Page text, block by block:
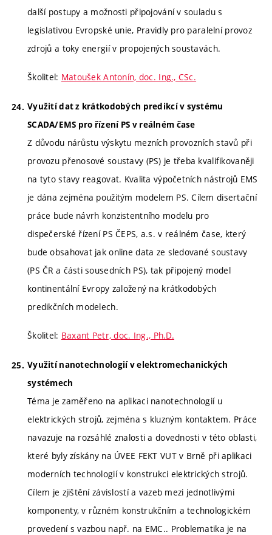
další postupy a možnosti připojování v souladu s
legislativou Evropské unie, Pravidly pro paralelní provoz
zdrojů a toky energií v propojených soustavách.
Školitel: Matoušek Antonín, doc. Ing., CSc.
Využití dat z krátkodobých predikcí v systému
SCADA/EMS pro řízení PS v reálném čase
Z důvodu nárůstu výskytu mezních provozních stavů při
provozu přenosové soustavy (PS) je třeba kvalifikovaněji
na tyto stavy reagovat. Kvalita výpočetních nástrojů EMS
je dána zejména použitým modelem PS. Cílem disertační
práce bude návrh konzistentního modelu pro
dispečerské řízení PS ČEPS, a.s. v reálném čase, který
bude obsahovat jak online data ze sledované soustavy
(PS ČR a části sousedních PS), tak připojený model
kontinentální Evropy založený na krátkodobých
predikčních modelech.
Školitel: Baxant Petr, doc. Ing., Ph.D.
Využití nanotechnologií v elektromechanických
systémech
Téma je zaměřeno na aplikaci nanotechnologií u
elektrických strojů, zejména s kluzným kontaktem. Práce
navazuje na rozsáhlé znalosti a dovednosti v této oblasti,
které byly získány na ÚVEE FEKT VUT v Brně při aplikaci
moderních technologií v konstrukci elektrických strojů.
Cílem je zjištění závislostí a vazeb mezi jednotlivými
komponenty, v různém konstrukčním a technologickém
provedení s vazbou např. na EMC.. Problematika je na